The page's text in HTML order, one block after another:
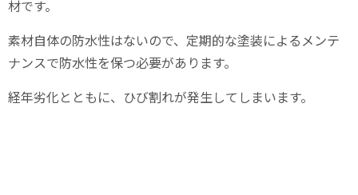
材です。
素材自体の防水性はないので、定期的な塗装によるメンテ
ナンスで防水性を保つ必要があります。
経年劣化とともに、ひび割れが発生してしまいます。